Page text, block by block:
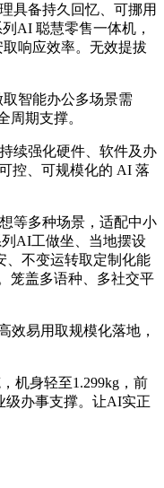
具备持久回忆、可挪用
AI 聪慧零售一体机，
响应效率。无效提拔
智能办公多场景需
周期支撑。
续强化硬件、软件及办
控、可规模化的 AI 落
等多种场景，适配中小
AI工做坐、当地摆设
、不变运转取定制化能
笼盖多语种、多社交平
易用取规模化落地，
机身轻至1.299kg，前
级办事支撑。让AI实正